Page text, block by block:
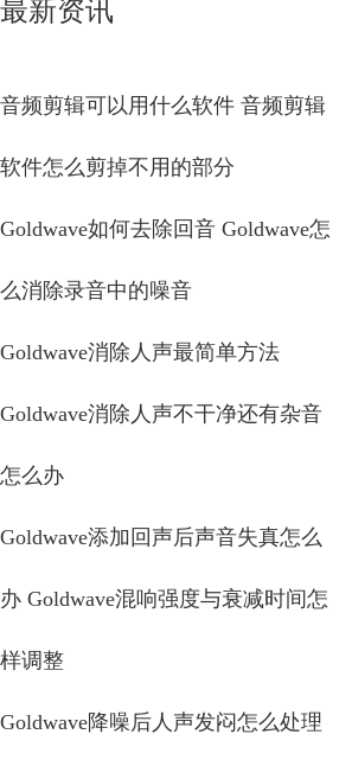
最新资讯
音频剪辑可以用什么软件 音频剪辑
软件怎么剪掉不用的部分
Goldwave如何去除回音 Goldwave怎
么消除录音中的噪音
Goldwave消除人声最简单方法
Goldwave消除人声不干净还有杂音
怎么办
Goldwave添加回声后声音失真怎么
办 Goldwave混响强度与衰减时间怎
样调整
Goldwave降噪后人声发闷怎么处理